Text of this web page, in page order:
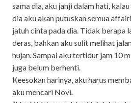
sama dia, aku janji dalam hati,
dia aku akan putuskan semua
jatuh cinta pada dia. Tidak berapa
deras, bahkan aku sulit melihat
hujan. Sampai aku tertidur jam 10
juga belum berhenti.
Keesokan harinya, aku harus
aku mencari Novi.